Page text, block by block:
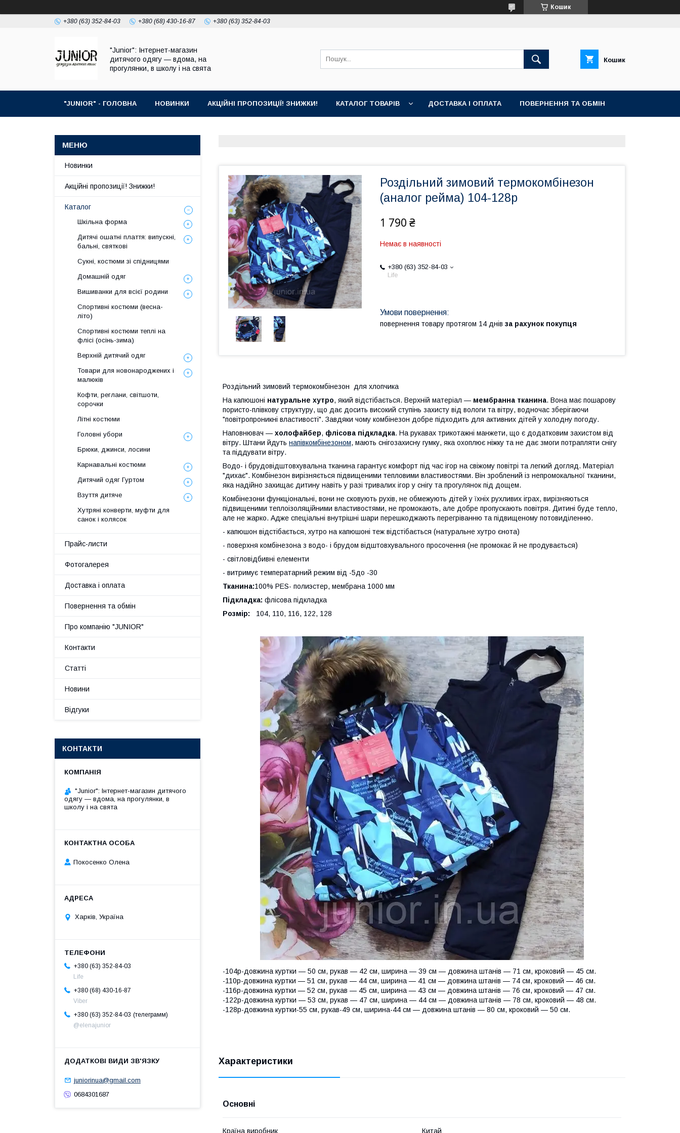
Кошик
+380 (63) 352-84-03 +380 (68) 430-16-87 +380 (63) 352-84-03
"Junior": Інтернет-магазин
дитячого одягу — вдома, на
прогулянки, в школу і на свята
Кошик
"JUNIOR" - ГОЛОВНА НОВИНКИ АКЦІЙНІ ПРОПОЗИЦІЇ! ЗНИЖКИ! КАТАЛОГ ТОВАРІВ ДОСТАВКА І ОПЛАТА ПОВЕРНЕННЯ ТА ОБМІН
Роздільний зимовий термокомбінезон
(аналог рейма) 104-128р
1 790 ₴
Немає в наявності
+380 (63) 352-84-03
Life
повернення товару протягом 14 днів за рахунок покупця
Роздільний зимовий термокомбінезон для хлопчика
На капюшоні натуральне хутро, який відстібається. Верхній матеріал — мембранна тканина. Вона має пошарову
пористо-плівкову структуру, що дає досить високий ступінь захисту від вологи та вітру, водночас зберігаючи
"повітропроникні властивості". Завдяки чому комбінезон добре підходить для активних дітей у холодну погоду.
Наповнювач — холофайбер, флісова підкладка. На рукавах трикотажні манжети, що є додатковим захистом від
вітру. Штани йдуть напівкомбінезоном, мають снігозахисну гумку, яка охоплює ніжку та не дає змоги потрапляти снігу
та піддувати вітру.
Водо- і брудовідштовхувальна тканина гарантує комфорт під час ігор на свіжому повітрі та легкий догляд. Матеріал
"дихає". Комбінезон вирізняється підвищеними тепловими властивостями. Він зроблений із непромокальної тканини,
яка надійно захищає дитину навіть у разі тривалих ігор у снігу та прогулянок під дощем.
Комбінезони функціональні, вони не сковують рухів, не обмежують дітей у їхніх рухливих іграх, вирізняються
підвищеними теплоізоляційними властивостями, не промокають, але добре пропускають повітря. Дитині буде тепло,
але не жарко. Адже спеціальні внутрішні шари перешкоджають перегріванню та підвищеному потовиділенню.
- капюшон відстібається, хутро на капюшоні теж відстібається (натуральне хутро єнота)
- поверхня комбінезона з водо- і брудом відштовхувального просочення (не промокає й не продувається)
- світловідбивні елементи
- витримує температарний режим від -5до -30
Тканина:100% PES- полиэстер, мембрана 1000 мм
Підкладка: флісова підкладка
Розмір:
104, 110, 116, 122, 128
-104р-довжина куртки — 50 см, рукав — 42 см, ширина — 39 см — довжина штанів — 71 см, кроковий — 45 см.
-110р-довжина куртки — 51 см, рукав — 44 см, ширина — 41 см — довжина штанів — 74 см, кроковий — 46 см.
-116р-довжина куртки — 52 см, рукав — 45 см, ширина — 43 см — довжина штанів — 76 см, кроковий — 47 см.
-122р-довжина куртки — 53 см, рукав — 47 см, ширина — 44 см — довжина штанів — 78 см, кроковий — 48 см.
-128р-довжина куртки-55 см, рукав-49 см, ширина-44 см — довжина штанів — 80 см, кроковий — 50 см.
Характеристики
Основні
Країна виробник Китай
Новинки
Акційні пропозиції! Знижки!
Каталог
Шкільна форма
Дитячі ошатні плаття: випускні,
бальні, святкові
Сукні, костюми зі спідницями
Домашній одяг
Вишиванки для всієї родини
Спортивні костюми (весна-
літо)
Спортивні костюми теплі на
флiсi (осінь-зима)
Верхній дитячий одяг
Товари для новонароджених і
малюків
Кофти, реглани, світшоти,
сорочки
Літні костюми
Головні убори
Брюки, джинси, лосини
Карнавальні костюми
Дитячий одяг Гуртом
Взуття дитяче
Хутряні конверти, муфти для
санок і колясок
Прайс-листи
Фотогалерея
Доставка і оплата
Повернення та обмін
Про компанію "JUNIOR"
Контакти
Статті
Новини
Відгуки
КОНТАКТИ
"Junior": Інтернет-магазин дитячого
одягу — вдома, на прогулянки, в
школу і на свята
Покосенко Олена
Харків, Україна
+380 (63) 352-84-03
Life
+380 (68) 430-16-87
Viber
+380 (63) 352-84-03
телеграмм
@elenajunior
juniorinua@gmail.com
0684301687